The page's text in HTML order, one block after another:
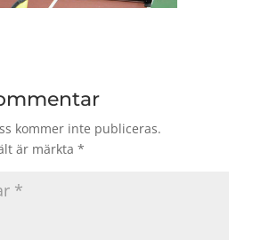
kommer inte publiceras.
är märkta *